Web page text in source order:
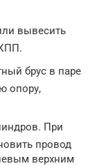
вывесить
брус в паре
опору,
При
провод
верхним